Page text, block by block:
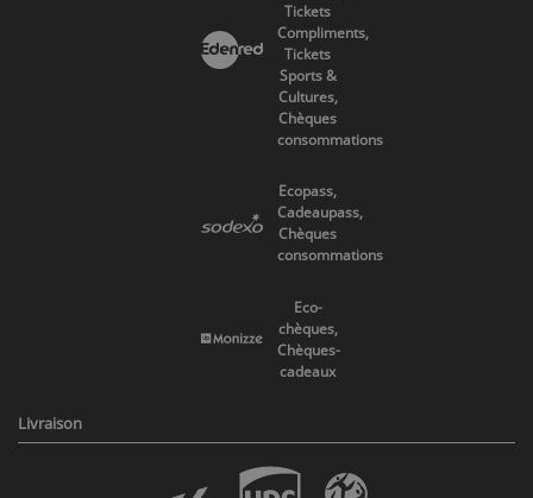
Tickets
Compliments,
Tickets
Sports &
Cultures,
Chèques
consommations
Ecopass,
Cadeaupass,
Chèques
consommations
Eco-
chèques,
Chèques-
cadeaux
Livraison